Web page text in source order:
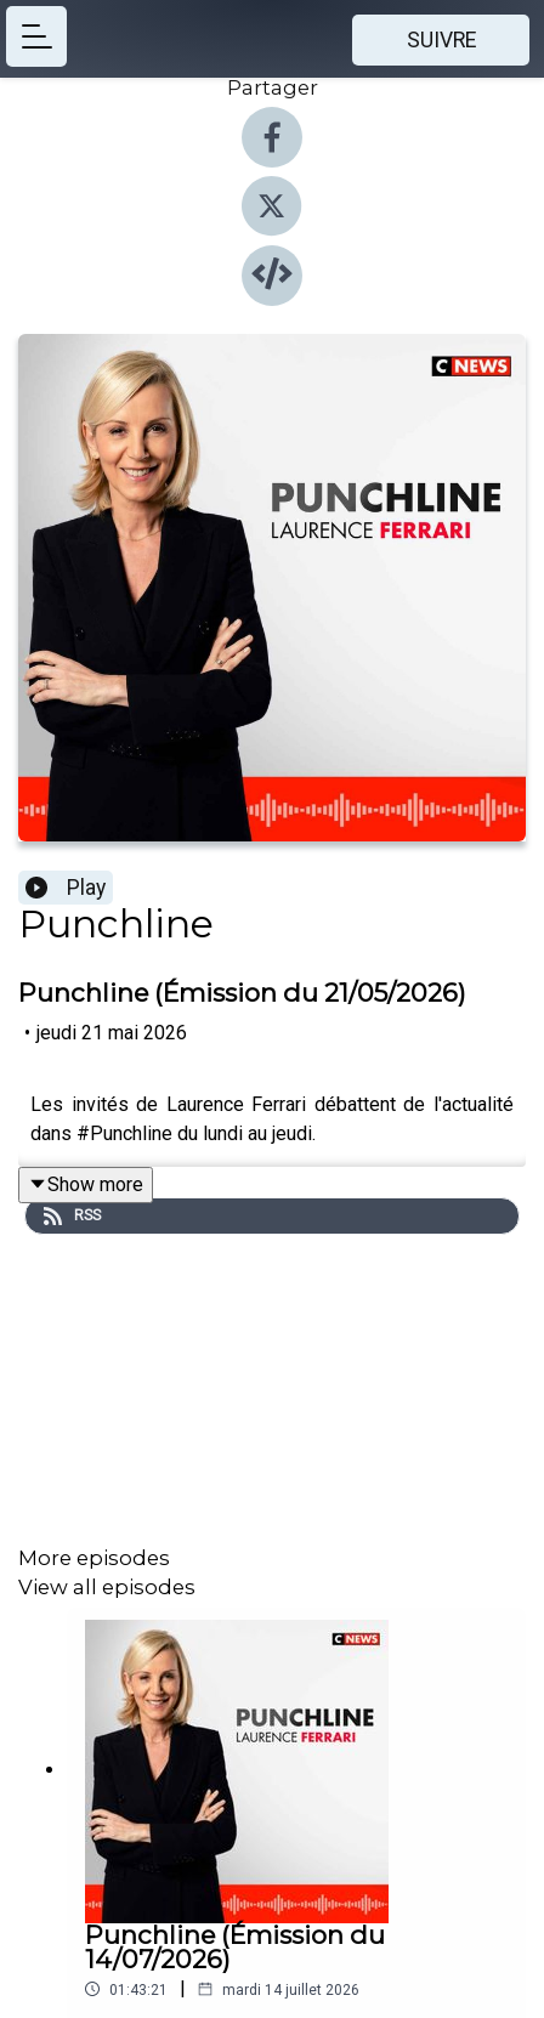
SUIVRE
Partager
Play
Punchline
Punchline (Émission du 21/05/2026)
• jeudi 21 mai 2026
Les invités de Laurence Ferrari débattent de l'actualité
dans #Punchline du lundi au jeudi.
Show more
RSS
More episodes
View all episodes
Punchline (Émission du
14/07/2026)
01:43:21 | mardi 14 juillet 2026